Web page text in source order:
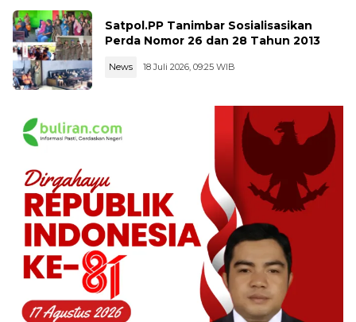
Satpol.PP Tanimbar Sosialisasikan
Perda Nomor 26 dan 28 Tahun 2013
News 18 Juli 2026, 09:25 WIB